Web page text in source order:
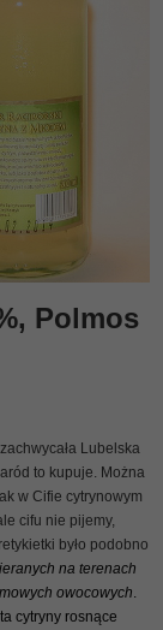
Polmos
Lubelska
to kupuje. Można
w Cifie cytrynowym
cifu nie pijemy,
było podobno
na terenach
owocowych
cytryny rosnące